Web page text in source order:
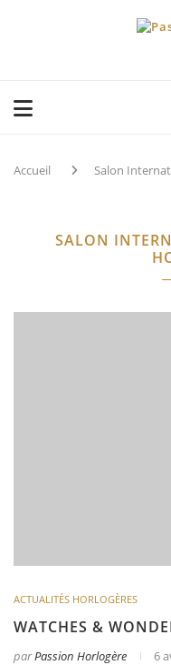
Accueil Salon
SALON
ACTUALITÉS HORLOGÈRES
WATCHES &
parPassion Horlogère 6